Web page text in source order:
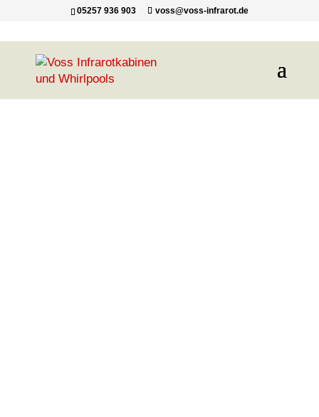
05257 936 903 voss@voss-infrarot.de